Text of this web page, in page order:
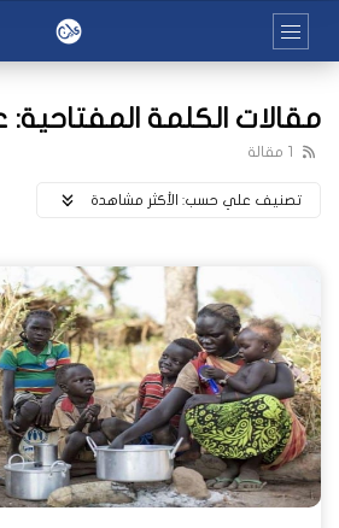
مقالات الكلمة المفتاحية:
1 مقالة
تصنيف علي حسب: اﻷكثر مشاهدة